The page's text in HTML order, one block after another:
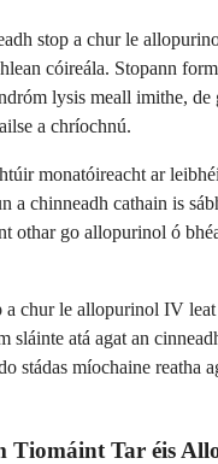
stop a chur le
cóireála. Stopann
lysis meall imithe, de
a chríochnú.
monatóireacht ar
a chinneadh cathain is
othar go allopurinol ó
a chur le allopurinol IV
sláinte atá agat an
stádas míochaine reatha
Tiomáint Tar éis